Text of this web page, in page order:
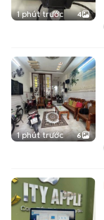
1 phút trước 4
1 phút trước 6